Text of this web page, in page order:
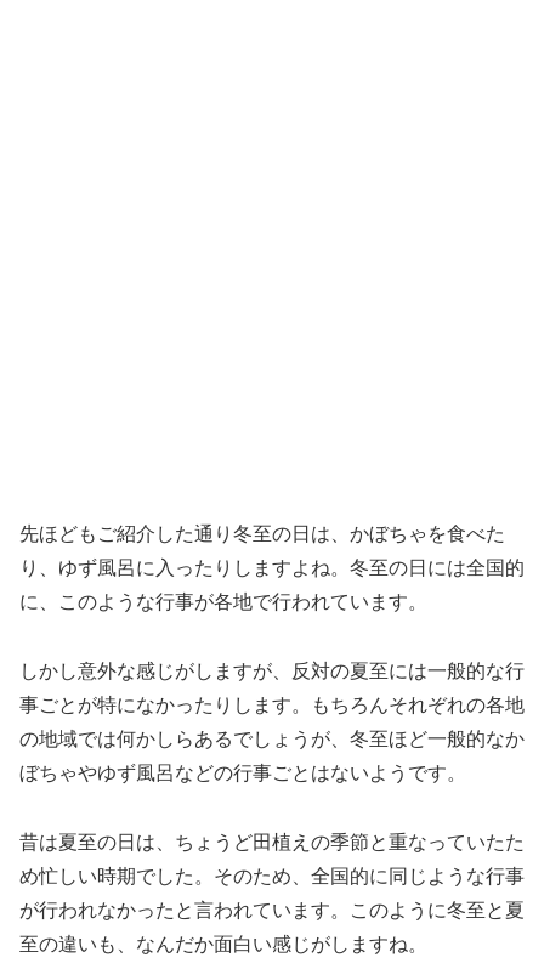
先ほどもご紹介した通り冬至の日は、かぼちゃを食べた
り、ゆず風呂に入ったりしますよね。冬至の日には全国的
に、このような行事が各地で行われています。
しかし意外な感じがしますが、反対の夏至には一般的な行
事ごとが特になかったりします。もちろんそれぞれの各地
の地域では何かしらあるでしょうが、冬至ほど一般的なか
ぼちゃやゆず風呂などの行事ごとはないようです。
昔は夏至の日は、ちょうど田植えの季節と重なっていたた
め忙しい時期でした。そのため、全国的に同じような行事
が行われなかったと言われています。このように冬至と夏
至の違いも、なんだか面白い感じがしますね。